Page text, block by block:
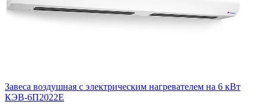
Завеса воздушная с электрическим нагревателем на 6 кВт
КЭВ-6П2022Е